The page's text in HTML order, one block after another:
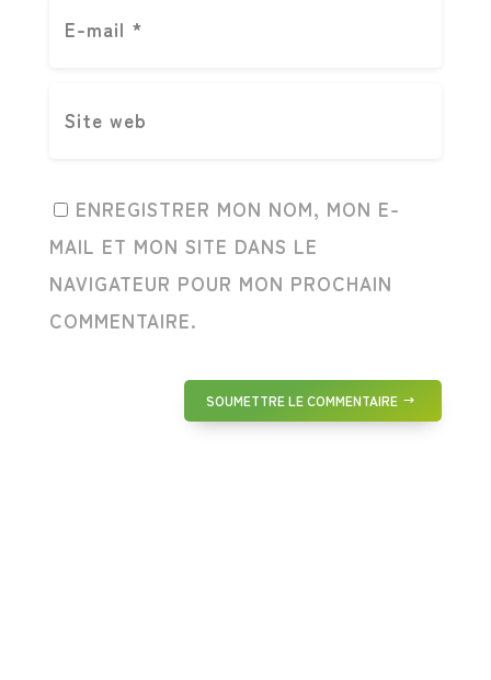
ENREGISTRER MON NOM, MON E-
MAIL ET MON SITE DANS LE
NAVIGATEUR POUR MON PROCHAIN
COMMENTAIRE.
SOUMETTRE LE COMMENTAIRE